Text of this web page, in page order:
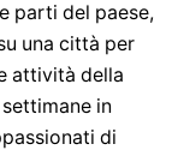
parti del paese,
una città per
attività della
in
di